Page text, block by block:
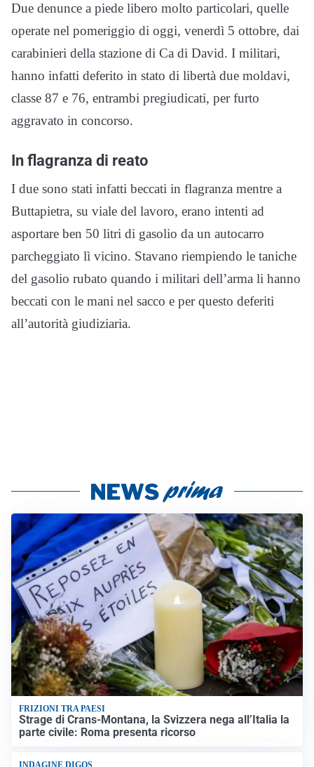
Due denunce a piede libero molto particolari, quelle
operate nel pomeriggio di oggi, venerdì 5 ottobre, dai
carabinieri della stazione di Ca di David. I militari,
hanno infatti deferito in stato di libertà due moldavi,
classe 87 e 76, entrambi pregiudicati, per furto
aggravato in concorso.
In flagranza di reato
I due sono stati infatti beccati in flagranza mentre a
Buttapietra, su viale del lavoro, erano intenti ad
asportare ben 50 litri di gasolio da un autocarro
parcheggiato lì vicino. Stavano riempiendo le taniche
del gasolio rubato quando i militari dell’arma li hanno
beccati con le mani nel sacco e per questo deferiti
all’autorità giudiziaria.
FRIZIONI TRA PAESI
Strage di Crans-Montana, la Svizzera nega all’Italia la
parte civile: Roma presenta ricorso
INDAGINE DIGOS